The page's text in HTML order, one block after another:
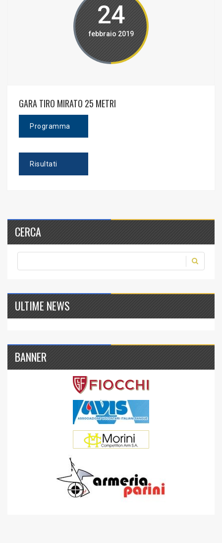
24
febbraio 2019
GARA TIRO MIRATO 25 METRI
Programma
Risultati
CERCA
ULTIME NEWS
BANNER